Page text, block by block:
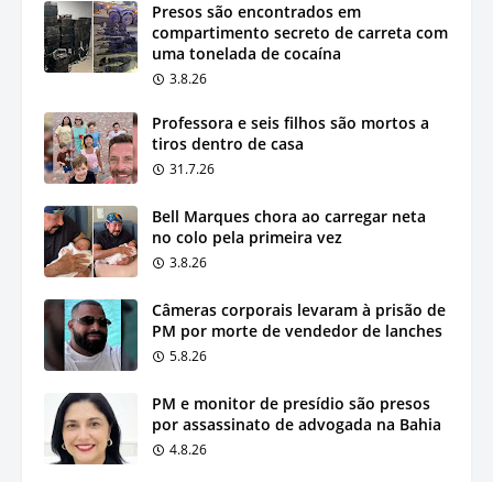
Presos são encontrados em
compartimento secreto de carreta com
uma tonelada de cocaína
3.8.26
Professora e seis filhos são mortos a
tiros dentro de casa
31.7.26
Bell Marques chora ao carregar neta
no colo pela primeira vez
3.8.26
Câmeras corporais levaram à prisão de
PM por morte de vendedor de lanches
5.8.26
PM e monitor de presídio são presos
por assassinato de advogada na Bahia
4.8.26